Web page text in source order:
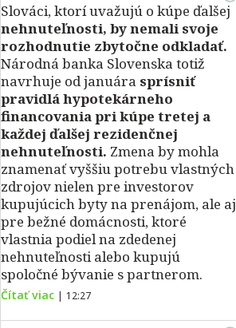
Slováci, ktorí uvažujú o kúpe ďalšej
nehnuteľnosti, by nemali svoje
rozhodnutie zbytočne odkladať.
Národná banka Slovenska totiž
navrhuje od januára sprísniť
pravidlá hypotekárneho
financovania pri kúpe tretej a
každej ďalšej rezidenčnej
nehnuteľnosti. Zmena by mohla
znamenať vyššiu potrebu vlastných
zdrojov nielen pre investorov
kupujúcich byty na prenájom, ale aj
pre bežné domácnosti, ktoré
vlastnia podiel na zdedenej
nehnuteľnosti alebo kupujú
spoločné bývanie s partnerom.
Čítať viac | 12:27